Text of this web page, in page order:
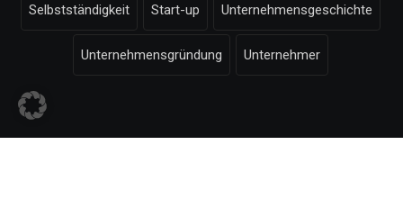
Selbstständigkeit Start-up Unternehmensgeschichte
Unternehmensgründung Unternehmer